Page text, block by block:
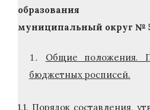
образования
муниципальный округ №
Общие положения.
бюджетных росписей.
1.1. Порядок составления,